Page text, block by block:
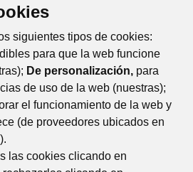
siguientes tipos de cookies:
para que la web funcione
De personalización, para
de uso de la web (nuestras);
el funcionamiento de la web y
(de proveedores ubicados en
).
las cookies clicando en
11:00-15:00
sábados de mes, la...